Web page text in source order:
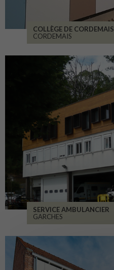
COLLÈGE DE CORDEMAIS
CORDEMAIS
SERVICE AMBULANCIER
GARCHES